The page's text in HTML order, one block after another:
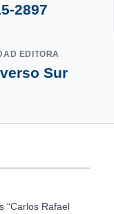
2897
EDITORA
Sur
“Carlos Rafael